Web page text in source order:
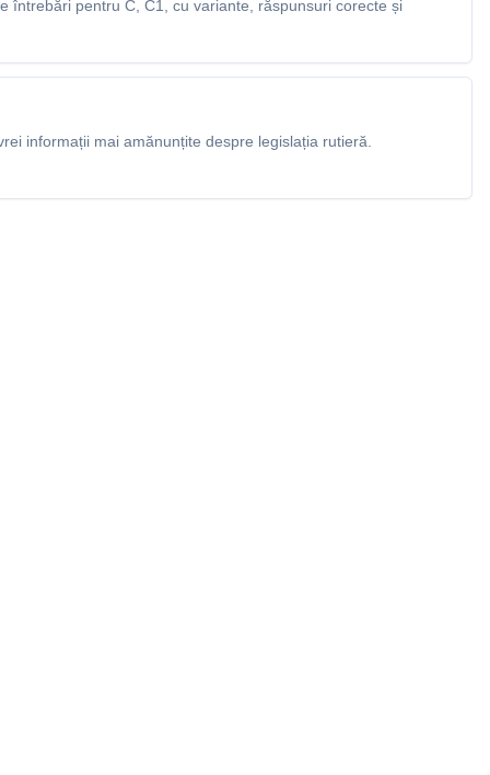
întrebări pentru C, C1, cu variante, răspunsuri corecte și
informații mai amănunțite despre legislația rutieră.